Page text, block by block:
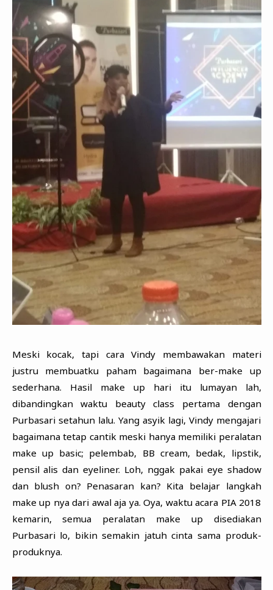
Meski kocak, tapi cara Vindy membawakan materi
justru membuatku paham bagaimana ber-make up
sederhana. Hasil make up hari itu lumayan lah,
dibandingkan waktu beauty class pertama dengan
Purbasari setahun lalu. Yang asyik lagi, Vindy mengajari
bagaimana tetap cantik meski hanya memiliki peralatan
make up basic; pelembab, BB cream, bedak, lipstik,
pensil alis dan eyeliner. Loh, nggak pakai eye shadow
dan blush on? Penasaran kan? Kita belajar langkah
make up nya dari awal aja ya. Oya, waktu acara PIA 2018
kemarin, semua peralatan make up disediakan
Purbasari lo, bikin semakin jatuh cinta sama produk-
produknya.